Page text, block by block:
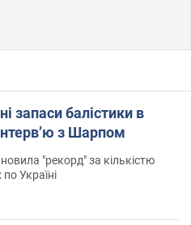
запаси балістики в
з Шарпом
"рекорд" за кількістю
Україні